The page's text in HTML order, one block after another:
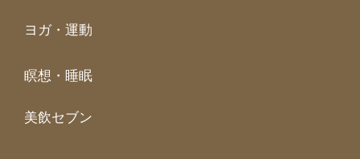
ヨガ・運動
瞑想・睡眠
美飲セブン